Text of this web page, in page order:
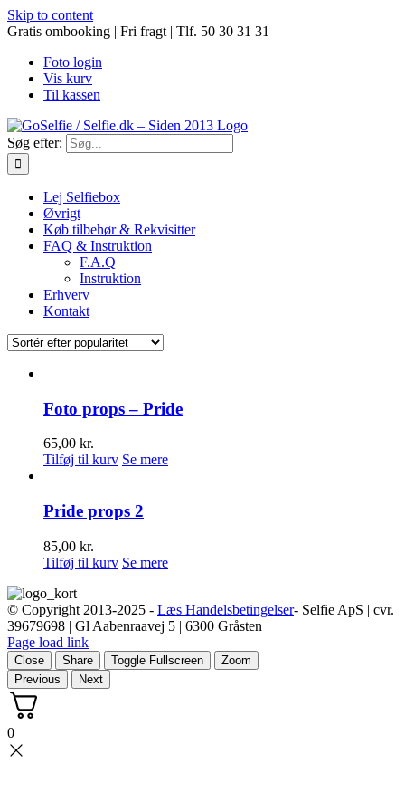
Skip to content
Gratis ombooking | Fri fragt | Tlf. 50 30 31 31
Foto login
Vis kurv
Til kassen
Søg efter:
Lej Selfiebox
Øvrigt
Køb tilbehør & Rekvisitter
FAQ & Instruktion
F.A.Q
Instruktion
Erhverv
Kontakt
Foto props – Pride
65,00 kr.
Tilføj til kurv Se mere
Pride props 2
85,00 kr.
Tilføj til kurv Se mere
© Copyright 2013-2025 - Læs Handelsbetingelser- Selfie ApS | cvr.
39679698 | Gl Aabenraavej 5 | 6300 Gråsten
Page load link
Close Share Toggle Fullscreen
Zoom
Previous
Next
0